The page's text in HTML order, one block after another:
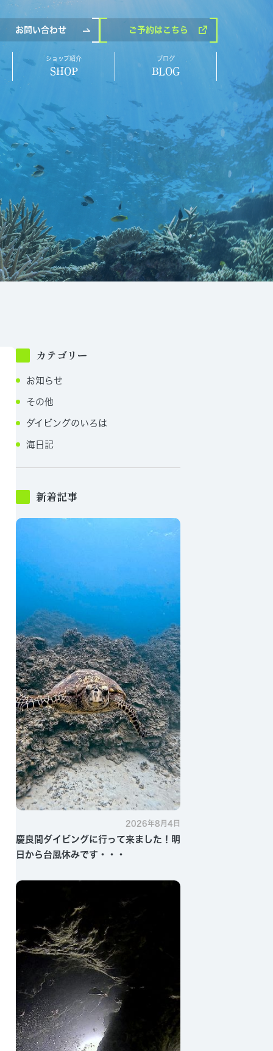
お問い合わせ ご予約はこちら
ショップ紹介
SHOP
ブログ
BLOG
カテゴリー
お知らせ
その他
ダイビングのいろは
海日記
新着記事
2026年8月4日
慶良間ダイビングに行って来ました！明
日から台風休みです・・・